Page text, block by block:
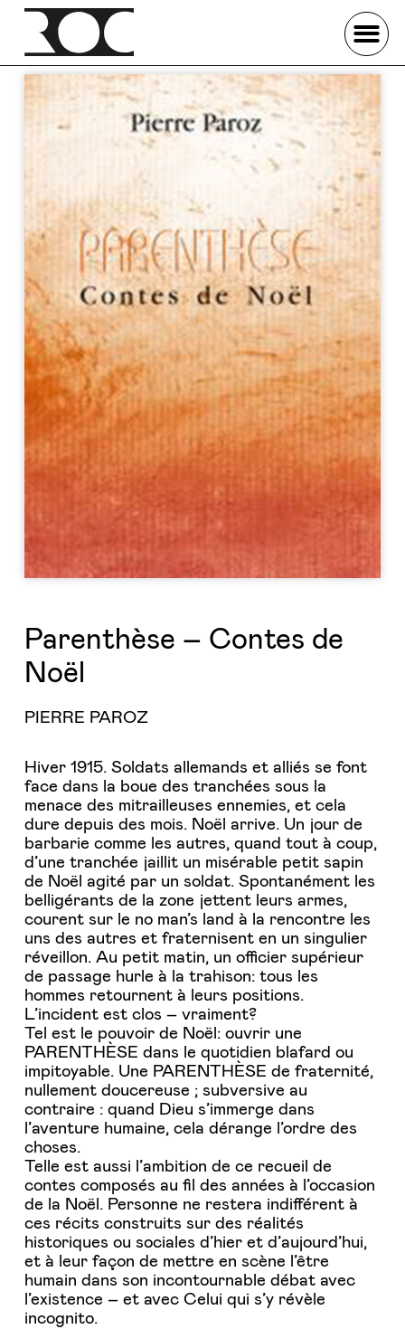
Parenthèse – Contes de
Noël
PIERRE PAROZ
Hiver 1915. Soldats allemands et alliés se font
face dans la boue des tranchées sous la
menace des mitrailleuses ennemies, et cela
dure depuis des mois. Noël arrive. Un jour de
barbarie comme les autres, quand tout à coup,
d’une tranchée jaillit un misérable petit sapin
de Noël agité par un soldat. Spontanément les
belligérants de la zone jettent leurs armes,
courent sur le no man’s land à la rencontre les
uns des autres et fraternisent en un singulier
réveillon. Au petit matin, un officier supérieur
de passage hurle à la trahison: tous les
hommes retournent à leurs positions.
L’incident est clos – vraiment?
Tel est le pouvoir de Noël: ouvrir une
PARENTHÈSE dans le quotidien blafard ou
impitoyable. Une PARENTHÈSE de fraternité,
nullement doucereuse ; subversive au
contraire : quand Dieu s’immerge dans
l’aventure humaine, cela dérange l’ordre des
choses.
Telle est aussi l’ambition de ce recueil de
contes composés au fil des années à l’occasion
de la Noël. Personne ne restera indifférent à
ces récits construits sur des réalités
historiques ou sociales d’hier et d’aujourd’hui,
et à leur façon de mettre en scène l’être
humain dans son incontournable débat avec
l’existence – et avec Celui qui s’y révèle
incognito.